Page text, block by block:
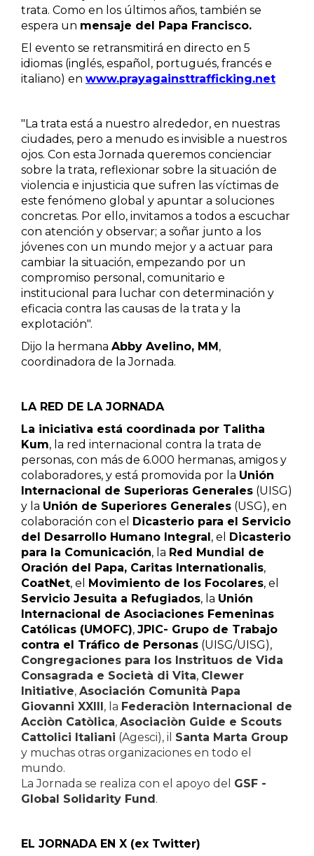
trata. Como en los últimos años, también se
espera un mensaje del Papa Francisco.
El evento se retransmitirá en directo en 5
idiomas (inglés, español, portugués, francés e
italiano) en www.prayagainsttrafficking.net
"La trata está a nuestro alrededor, en nuestras
ciudades, pero a menudo es invisible a nuestros
ojos. Con esta Jornada queremos concienciar
sobre la trata, reflexionar sobre la situación de
violencia e injusticia que sufren las víctimas de
este fenómeno global y apuntar a soluciones
concretas. Por ello, invitamos a todos a escuchar
con atención y observar; a soñar junto a los
jóvenes con un mundo mejor y a actuar para
cambiar la situación, empezando por un
compromiso personal, comunitario e
institucional para luchar con determinación y
eficacia contra las causas de la trata y la
explotación".
Dijo la hermana Abby Avelino, MM,
coordinadora de la Jornada.
LA RED DE LA JORNADA
La iniciativa está coordinada por Talitha
Kum, la red internacional contra la trata de
personas, con más de 6.000 hermanas, amigos y
colaboradores, y está promovida por la Unión
Internacional de Superioras Generales (UISG)
y la Unión de Superiores Generales (USG), en
colaboración con el Dicasterio para el Servicio
del Desarrollo Humano Integral, el Dicasterio
para la Comunicación, la Red Mundial de
Oración del Papa, Caritas Internationalis,
CoatNet, el Movimiento de los Focolares, el
Servicio Jesuita a Refugiados, la Unión
Internacional de Asociaciones Femeninas
Católicas (UMOFC), JPIC- Grupo de Trabajo
contra el Tráfico de Personas (UISG/UISG),
Congregaciones para los Instrituos de Vida
Consagrada e Società di Vita, Clewer
Initiative, Asociación Comunità Papa
Giovanni XXIII, la Federaciòn Internacional de
Acciòn Catòlica, Asociaciòn Guide e Scouts
Cattolici Italiani (Agesci), il Santa Marta Group
y muchas otras organizaciones en todo el
mundo.
La Jornada se realiza con el apoyo del GSF -
Global Solidarity Fund.
EL JORNADA EN X (ex Twitter)